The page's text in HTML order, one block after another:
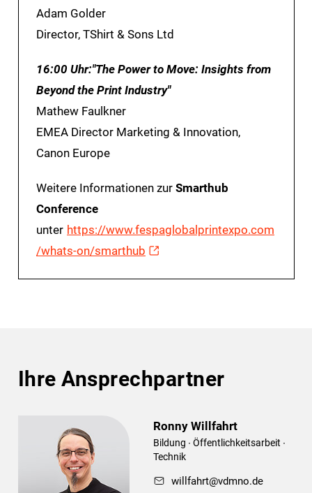
Adam Golder
Director, TShirt & Sons Ltd
16:00 Uhr:"The Power to Move: Insights from
Beyond the Print Industry"
Mathew Faulkner
EMEA Director Marketing & Innovation,
Canon Europe
Weitere Informationen zur Smarthub
Conference
unter https://www.fespaglobalprintexpo.com
/whats-on/smarthub
Ihre Ansprechpartner
Ronny Willfahrt
Bildung ∙ Öffentlichkeitsarbeit ∙
Technik
willfahrt@vdmno.de